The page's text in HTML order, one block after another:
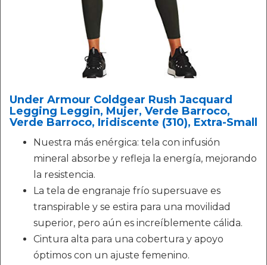
Under Armour Coldgear Rush Jacquard
Legging Leggin, Mujer, Verde Barroco,
Verde Barroco, Iridiscente (310), Extra-Small
Nuestra más enérgica: tela con infusión
mineral absorbe y refleja la energía, mejorando
la resistencia.
La tela de engranaje frío supersuave es
transpirable y se estira para una movilidad
superior, pero aún es increíblemente cálida.
Cintura alta para una cobertura y apoyo
óptimos con un ajuste femenino.